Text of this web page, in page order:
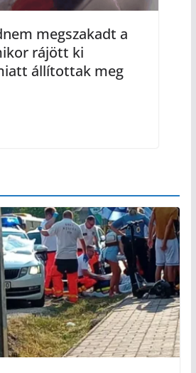
megszakadt a
rájött ki
állítottak meg